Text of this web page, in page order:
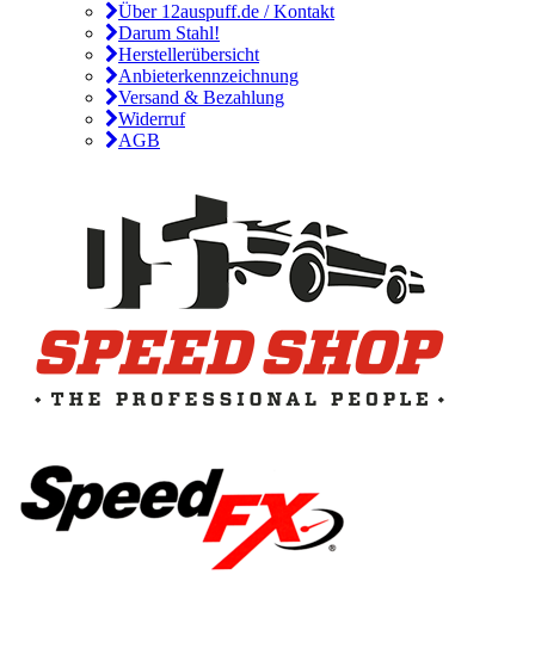
Über 12auspuff.de / Kontakt
Darum Stahl!
Herstellerübersicht
Anbieterkennzeichnung
Versand & Bezahlung
Widerruf
AGB